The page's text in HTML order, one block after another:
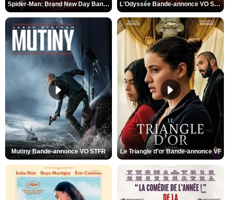
Spider-Man: Brand New Day Bande-annonce VO STFR L'Odyssée Bande-annonce VO STFR
Mutiny Bande-annonce VO STFR Le Triangle d'or Bande-annonce VF